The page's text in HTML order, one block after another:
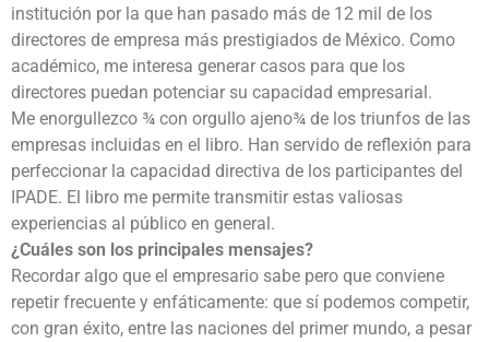
institución por la que han pasado más de 12 mil de los
directores de empresa más prestigiados de México. Como
académico, me interesa generar casos para que los
directores puedan potenciar su capacidad empresarial.
Me enorgullezco ¾ con orgullo ajeno¾ de los triunfos de las
empresas incluidas en el libro. Han servido de reflexión para
perfeccionar la capacidad directiva de los participantes del
IPADE. El libro me permite transmitir estas valiosas
experiencias al público en general.
¿Cuáles son los principales mensajes?
Recordar algo que el empresario sabe pero que conviene
repetir frecuente y enfáticamente: que sí podemos competir,
con gran éxito, entre las naciones del primer mundo, a pesar